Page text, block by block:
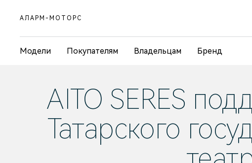
АЛАРМ-МОТОРС
Модели Покупателям Владельцам Бренд
AITO SERES
Татарского